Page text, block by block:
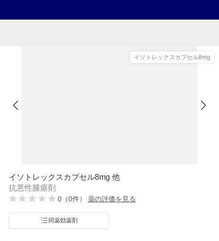
イソトレックスカプセル8mg
イソトレックスカプセル8mg 他
抗悪性腫瘍剤
0（0件） 薬の評価を見る
同薬効薬剤